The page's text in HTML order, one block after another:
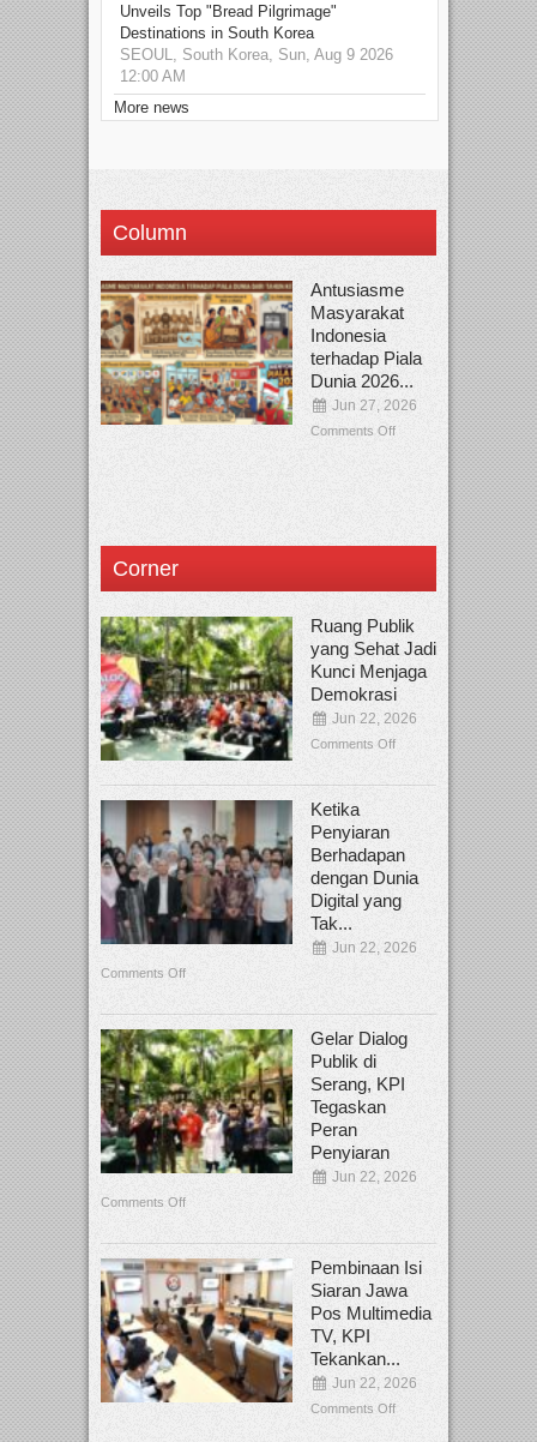
Unveils Top "Bread Pilgrimage"
Destinations in South Korea
SEOUL, South Korea, Sun, Aug 9 2026
12:00 AM
More news
Column
Antusiasme
Masyarakat
Indonesia
terhadap Piala
Dunia 2026...
Jun 27, 2026
Comments Off
Corner
Ruang Publik
yang Sehat Jadi
Kunci Menjaga
Demokrasi
Jun 22, 2026
Comments Off
Ketika
Penyiaran
Berhadapan
dengan Dunia
Digital yang
Tak...
Jun 22, 2026
Comments Off
Gelar Dialog
Publik di
Serang, KPI
Tegaskan
Peran
Penyiaran
Jun 22, 2026
Comments Off
Pembinaan Isi
Siaran Jawa
Pos Multimedia
TV, KPI
Tekankan...
Jun 22, 2026
Comments Off